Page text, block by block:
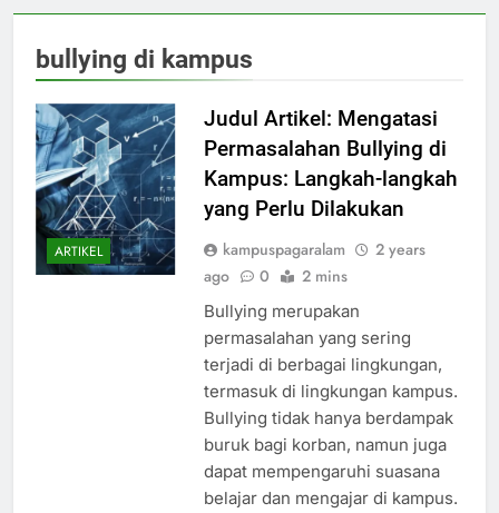
bullying di kampus
ARTIKEL
Judul Artikel: Mengatasi
Permasalahan Bullying di
Kampus: Langkah-langkah
yang Perlu Dilakukan
kampuspagaralam
2 years
ago
0 2 mins
Bullying merupakan
permasalahan yang sering
terjadi di berbagai lingkungan,
termasuk di lingkungan kampus.
Bullying tidak hanya berdampak
buruk bagi korban, namun juga
dapat mempengaruhi suasana
belajar dan mengajar di kampus.